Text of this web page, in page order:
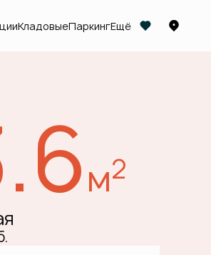
КладовыеПаркингЕщё
Забронировать
м2